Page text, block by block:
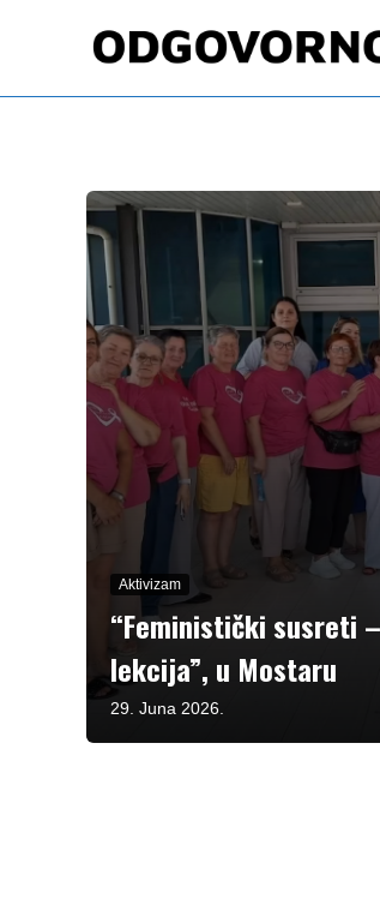
Aktivizam
“Feministički susreti
lekcija”, u Mostaru
29. Juna 2026.